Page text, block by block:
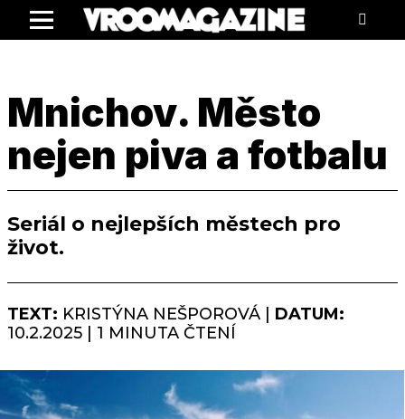
Menu
Mnichov. Město
nejen piva a fotbalu
Seriál o nejlepších městech pro
život.
TEXT: KRISTÝNA NEŠPOROVÁ | DATUM:
10.2.2025 | 1 MINUTA ČTENÍ